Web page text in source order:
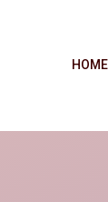
HOME